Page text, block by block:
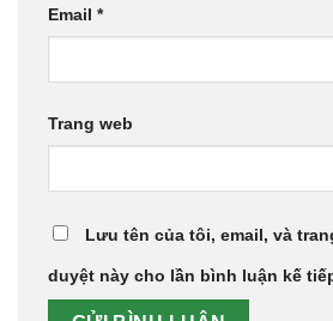
Email *
Trang web
Lưu tên của tôi, email, và
duyệt này cho lần bình luận kế